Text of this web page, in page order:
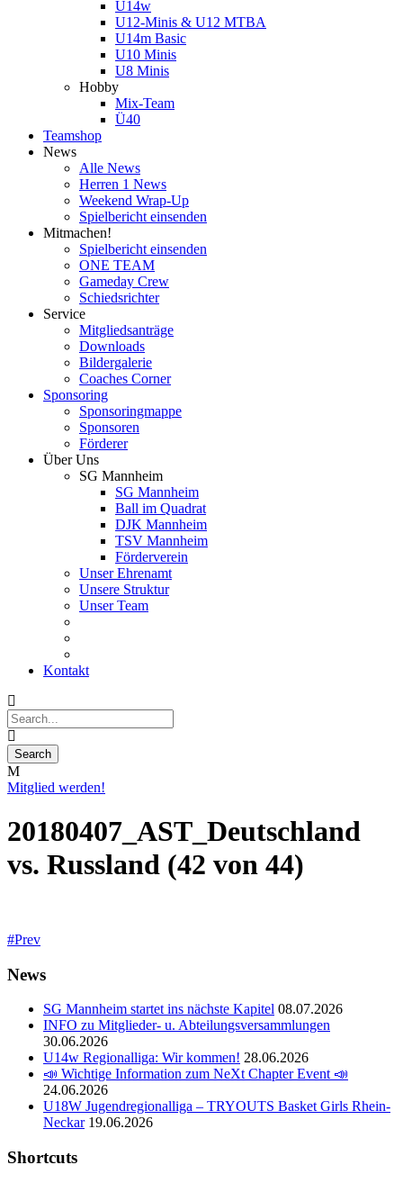
U14w
U12-Minis & U12 MTBA
U14m Basic
U10 Minis
U8 Minis
Hobby
Mix-Team
Ü40
Teamshop
News
Alle News
Herren 1 News
Weekend Wrap-Up
Spielbericht einsenden
Mitmachen!
Spielbericht einsenden
ONE TEAM
Gameday Crew
Schiedsrichter
Service
Mitgliedsanträge
Downloads
Bildergalerie
Coaches Corner
Sponsoring
Sponsoringmappe
Sponsoren
Förderer
Über Uns
SG Mannheim
SG Mannheim
Ball im Quadrat
DJK Mannheim
TSV Mannheim
Förderverein
Unser Ehrenamt
Unsere Struktur
Unser Team
Kontakt
Mitglied werden!
20180407_AST_Deutschland
vs. Russland (42 von 44)
Prev
News
SG Mannheim startet ins nächste Kapitel 08.07.2026
INFO zu Mitglieder- u. Abteilungsversammlungen
30.06.2026
U14w Regionalliga: Wir kommen! 28.06.2026
📣 Wichtige Information zum NeXt Chapter Event 📣
24.06.2026
U18W Jugendregionalliga – TRYOUTS Basket Girls Rhein-
Neckar 19.06.2026
Shortcuts